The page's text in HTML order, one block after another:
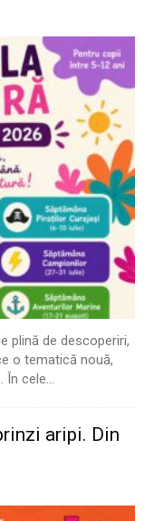
plină de descoperiri,
o tematică nouă,
cele...
aripi. Din